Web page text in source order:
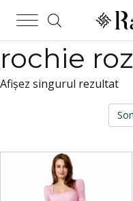
rochie roz
Afișez singurul rezultat